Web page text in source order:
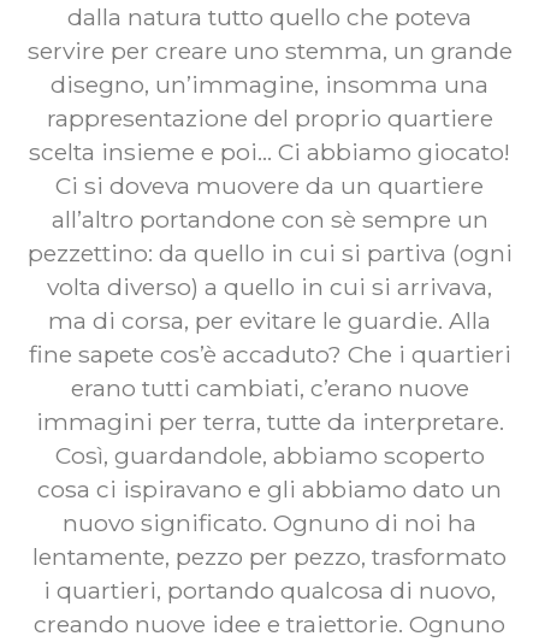
dalla natura tutto quello che poteva
servire per creare uno stemma, un grande
disegno, un’immagine, insomma una
rappresentazione del proprio quartiere
scelta insieme e poi… Ci abbiamo giocato!
Ci si doveva muovere da un quartiere
all’altro portandone con sè sempre un
pezzettino: da quello in cui si partiva (ogni
volta diverso) a quello in cui si arrivava,
ma di corsa, per evitare le guardie. Alla
fine sapete cos’è accaduto? Che i quartieri
erano tutti cambiati, c’erano nuove
immagini per terra, tutte da interpretare.
Così, guardandole, abbiamo scoperto
cosa ci ispiravano e gli abbiamo dato un
nuovo significato. Ognuno di noi ha
lentamente, pezzo per pezzo, trasformato
i quartieri, portando qualcosa di nuovo,
creando nuove idee e traiettorie. Ognuno